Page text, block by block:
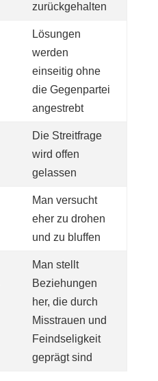
zurückgehalten
Lösungen
werden
einseitig ohne
die Gegenpartei
angestrebt
Die Streitfrage
wird offen
gelassen
Man versucht
eher zu drohen
und zu bluffen
Man stellt
Beziehungen
her, die durch
Misstrauen und
Feindseligkeit
geprägt sind